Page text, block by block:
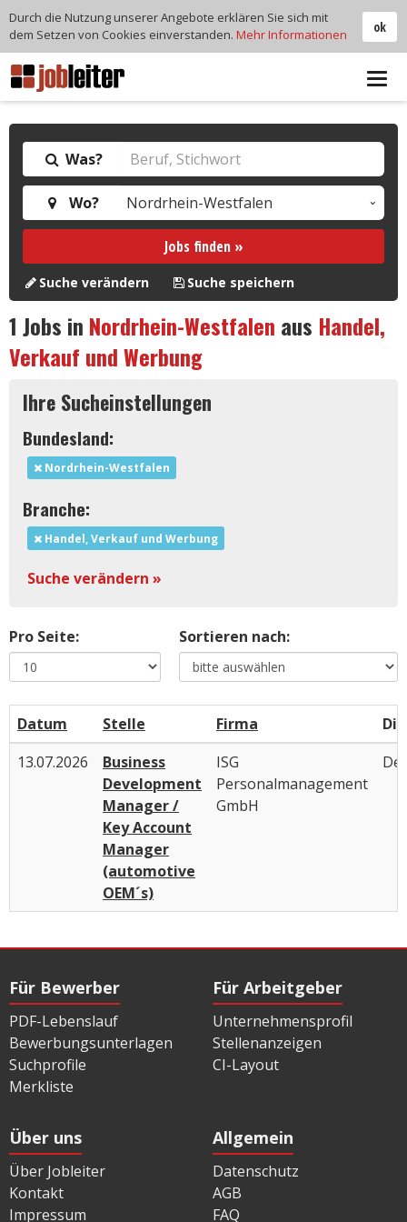
Was?
Wo?
Jobs finden »
Suche verändern Suche speichern
1 Jobs in Nordrhein-Westfalen aus Handel,
Verkauf und Werbung
Ihre Sucheinstellungen
Bundesland:
Nordrhein-Westfalen
Branche:
Handel, Verkauf und Werbung
Suche verändern »
Pro Seite: Sortieren nach:
Datum Stelle Firma
13.07.2026
Business
Development
Manager /
Key Account
Manager
(automotive
OEM´s)
ISG
Personalmanagement
GmbH
Für Bewerber
PDF-Lebenslauf
Bewerbungsunterlagen
Suchprofile
Merkliste
Für Arbeitgeber
Unternehmensprofil
Stellenanzeigen
CI-Layout
Über uns
Über Jobleiter
Kontakt
Impressum
Allgemein
Datenschutz
AGB
FAQ
ok
Durch die Nutzung unserer Angebote erklären Sie sich mit
dem Setzen von Cookies einverstanden. Mehr Informationen